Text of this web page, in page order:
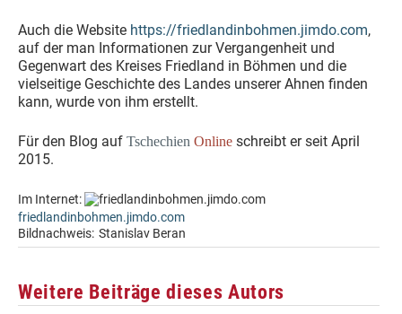
Auch die Website https://friedlandinbohmen.jimdo.com,
auf der man Informationen zur Vergangenheit und
Gegenwart des Kreises Friedland in Böhmen und die
vielseitige Geschichte des Landes unserer Ahnen finden
kann, wurde von ihm erstellt.
Für den Blog auf Tschechien Online schreibt er seit April
2015.
Im Internet:
friedlandinbohmen.jimdo.com
Bildnachweis: Stanislav Beran
Weitere Beiträge dieses Autors